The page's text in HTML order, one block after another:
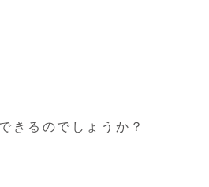
きるのでしょうか？